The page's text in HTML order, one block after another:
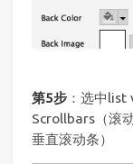
第5步 ：选中
Scrollbars（滚
垂直滚动条）